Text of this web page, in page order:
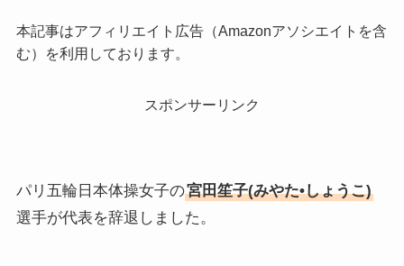
本記事はアフィリエイト広告（Amazonアソシエイトを含
む）を利用しております。
スポンサーリンク
パリ五輪日本体操女子の宮田笙子(みやた•しょうこ)
選手が代表を辞退しました。